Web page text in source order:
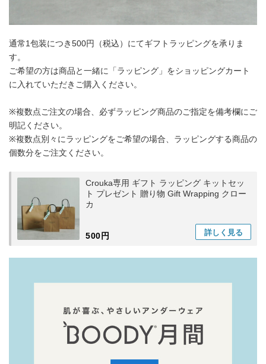
通常1包装につき500円（税込）にてギフトラッピングを承りま
す。
ご希望の方は商品と一緒に「ラッピング」をショッピングカート
に入れていただきご購入ください。
※複数点ご注文の場合、必ずラッピング商品のご指定を備考欄にご
明記ください。
※複数点別々にラッピングをご希望の場合、ラッピングする商品の
個数分をご注文ください。
Crouka専用 ギフト ラッピング キットセッ
ト プレゼント 贈り物 Gift Wrapping クロー
カ
500円 詳しく 見る